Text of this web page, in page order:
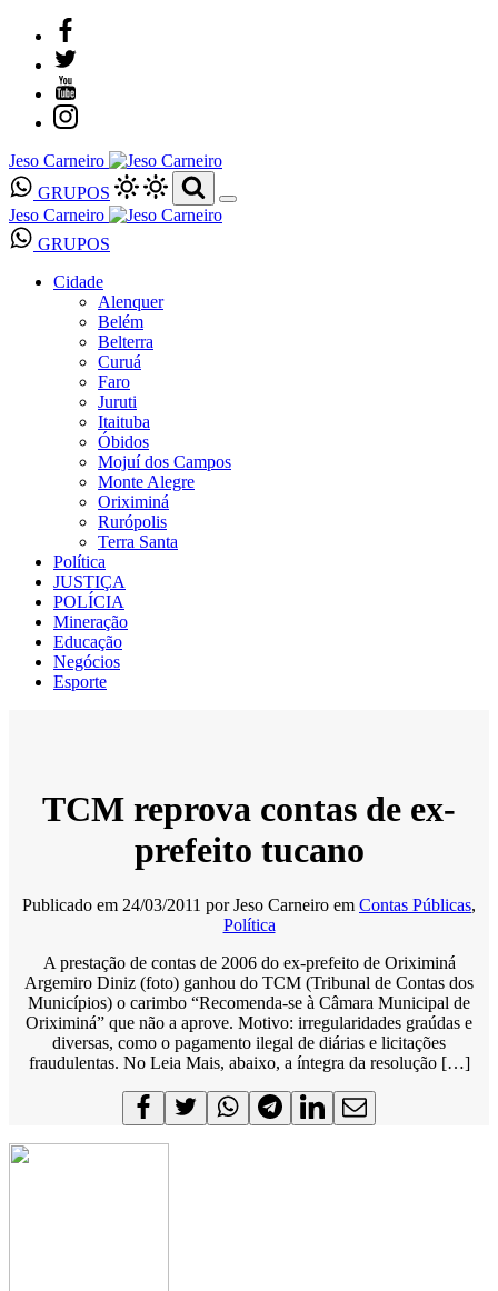
Jeso Carneiro
GRUPOS
Jeso Carneiro
GRUPOS
Cidade
Alenquer
Belém
Belterra
Curuá
Faro
Juruti
Itaituba
Óbidos
Mojuí dos Campos
Monte Alegre
Oriximiná
Rurópolis
Terra Santa
Política
JUSTIÇA
POLÍCIA
Mineração
Educação
Negócios
Esporte
TCM reprova contas de ex-
prefeito tucano
Publicado em 24/03/2011 porJeso Carneiro em Contas Públicas,
Política
A prestação de contas de 2006 do ex-prefeito de Oriximiná
Argemiro Diniz (foto) ganhou do TCM (Tribunal de Contas dos
Municípios) o carimbo “Recomenda-se à Câmara Municipal de
Oriximiná” que não a aprove. Motivo: irregularidades graúdas e
diversas, como o pagamento ilegal de diárias e licitações
fraudulentas. No Leia Mais, abaixo, a íntegra da resolução […]